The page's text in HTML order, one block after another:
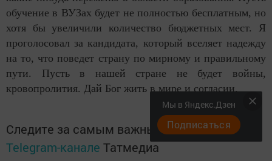
обучение в ВУЗах будет не полностью бесплатным, но
хотя бы увеличили количество бюджетных мест. Я
проголосовал за кандидата, который вселяет надежду
на то, что поведет страну по мирному и правильному
пути. Пусть в нашей стране не будет войны,
кровопролития. Дай Бог жить в мире и согласии.
Следите за самым важным и интересным в
Telegram-канале Татмедиа
Мы в Яндекс.Дзен
Подписаться